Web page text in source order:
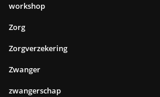
workshop
Zorg
Zorgverzekering
Zwanger
zwangerschap